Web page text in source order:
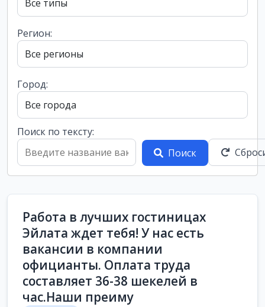
Регион:
Город:
Поиск по тексту:
Поиск
Работа в лучших гостиницах
Эйлата ждет тебя! У нас есть
вакансии в компании
официанты. Оплата труда
составляет 36-38 шекелей в
час.Наши преиму